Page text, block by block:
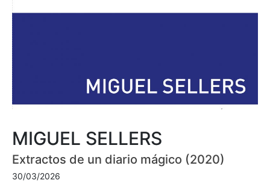
MIGUEL SELLERS
Extractos de un diario mágico (2020)
30/03/2026